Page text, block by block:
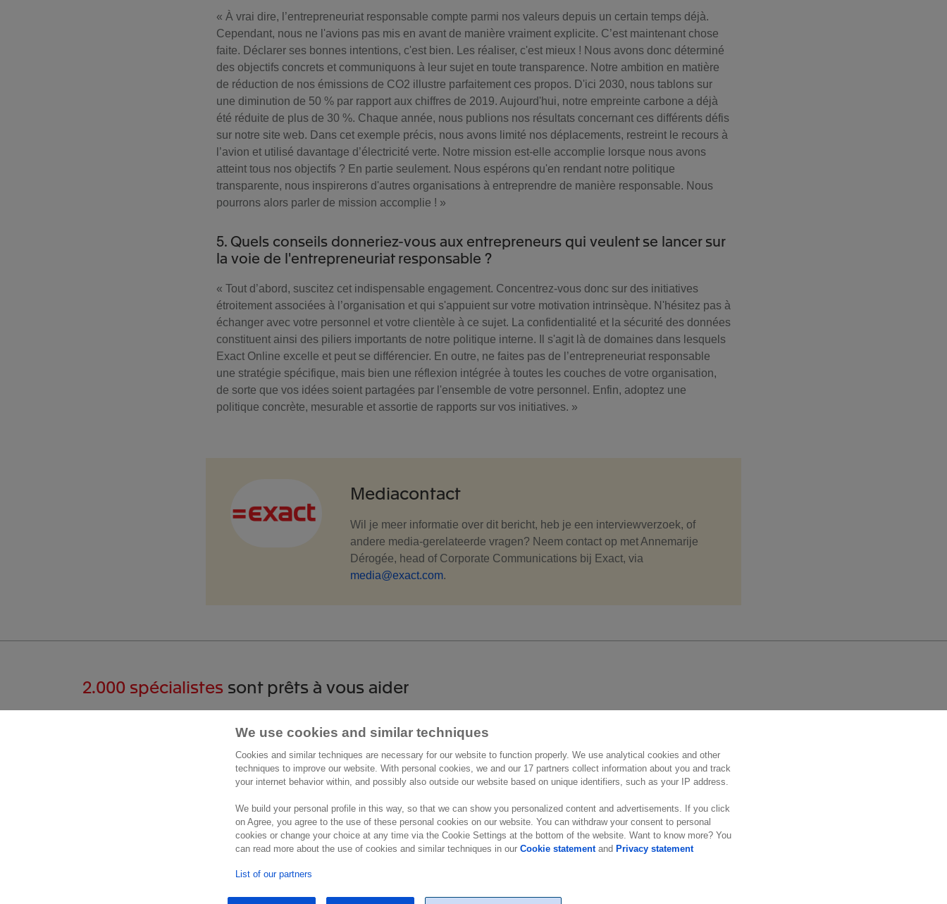
« À vrai dire, l’entrepreneuriat responsable compte parmi nos valeurs depuis un certain temps déjà.
Cependant, nous ne l'avions pas mis en avant de manière vraiment explicite. C’est maintenant chose
faite. Déclarer ses bonnes intentions, c'est bien. Les réaliser, c'est mieux ! Nous avons donc déterminé
des objectifs concrets et communiquons à leur sujet en toute transparence. Notre ambition en matière
de réduction de nos émissions de CO2 illustre parfaitement ces propos. D'ici 2030, nous tablons sur
une diminution de 50 % par rapport aux chiffres de 2019. Aujourd'hui, notre empreinte carbone a déjà
été réduite de plus de 30 %. Chaque année, nous publions nos résultats concernant ces différents défis
sur notre site web. Dans cet exemple précis, nous avons limité nos déplacements, restreint le recours à
l’avion et utilisé davantage d’électricité verte. Notre mission est-elle accomplie lorsque nous avons
atteint tous nos objectifs ? En partie seulement. Nous espérons qu'en rendant notre politique
transparente, nous inspirerons d'autres organisations à entreprendre de manière responsable. Nous
pourrons alors parler de mission accomplie ! »
5. Quels conseils donneriez-vous aux entrepreneurs qui veulent se lancer sur
la voie de l'entrepreneuriat responsable ?
« Tout d’abord, suscitez cet indispensable engagement. Concentrez-vous donc sur des initiatives
étroitement associées à l’organisation et qui s'appuient sur votre motivation intrinsèque. N'hésitez pas à
échanger avec votre personnel et votre clientèle à ce sujet. La confidentialité et la sécurité des données
constituent ainsi des piliers importants de notre politique interne. Il s'agit là de domaines dans lesquels
Exact Online excelle et peut se différencier. En outre, ne faites pas de l’entrepreneuriat responsable
une stratégie spécifique, mais bien une réflexion intégrée à toutes les couches de votre organisation,
de sorte que vos idées soient partagées par l'ensemble de votre personnel. Enfin, adoptez une
politique concrète, mesurable et assortie de rapports sur vos initiatives. »
Mediacontact
Wil je meer informatie over dit bericht, heb je een interviewverzoek, of
andere media-gerelateerde vragen? Neem contact op met Annemarije
Dérogée, head of Corporate Communications bij Exact, via
media@exact.com.
2.000 spécialistes sont prêts à vous aider
Contact
Exact Belgium
Avenue Reine Astrid 166
Belgique
Lieu
Autres informations
Carrières
We use cookies and similar techniques
Cookies and similar techniques are necessary for our website to function properly. We use analytical cookies and other
techniques to improve our website. With personal cookies, we and our 17 partners collect information about you and track
your internet behavior within, and possibly also outside our website based on unique identifiers, such as your IP address.
We build your personal profile in this way, so that we can show you personalized content and advertisements. If you click
on Agree, you agree to the use of these personal cookies on our website. You can withdraw your consent to personal
cookies or change your choice at any time via the Cookie Settings at the bottom of the website. Want to know more? You
can read more about the use of cookies and similar techniques in ourCookie statementand Privacy statement
List of our partners